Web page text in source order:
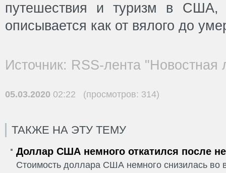
путешествия и туризм в США,
описывается как от вялого до
Источник: RSS-лента "Новостная
05.03.2020 02:22 (просмотров: 314)
ТАКЖЕ НА ЭТУ ТЕМУ
Доллар США немного откатился после
Стоимость доллара США немного снизилась во